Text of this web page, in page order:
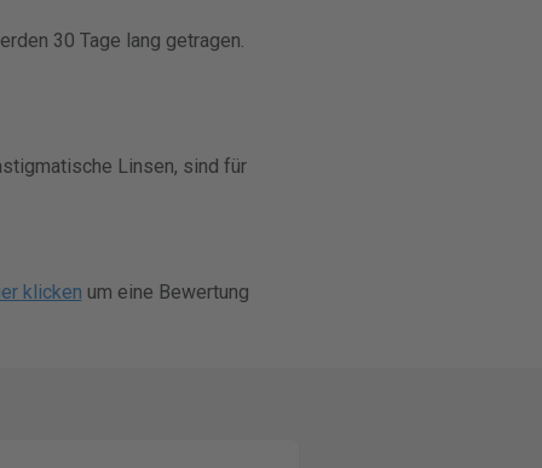
30 Tage lang getragen.
Linsen, sind für
klicken um eine Bewertung